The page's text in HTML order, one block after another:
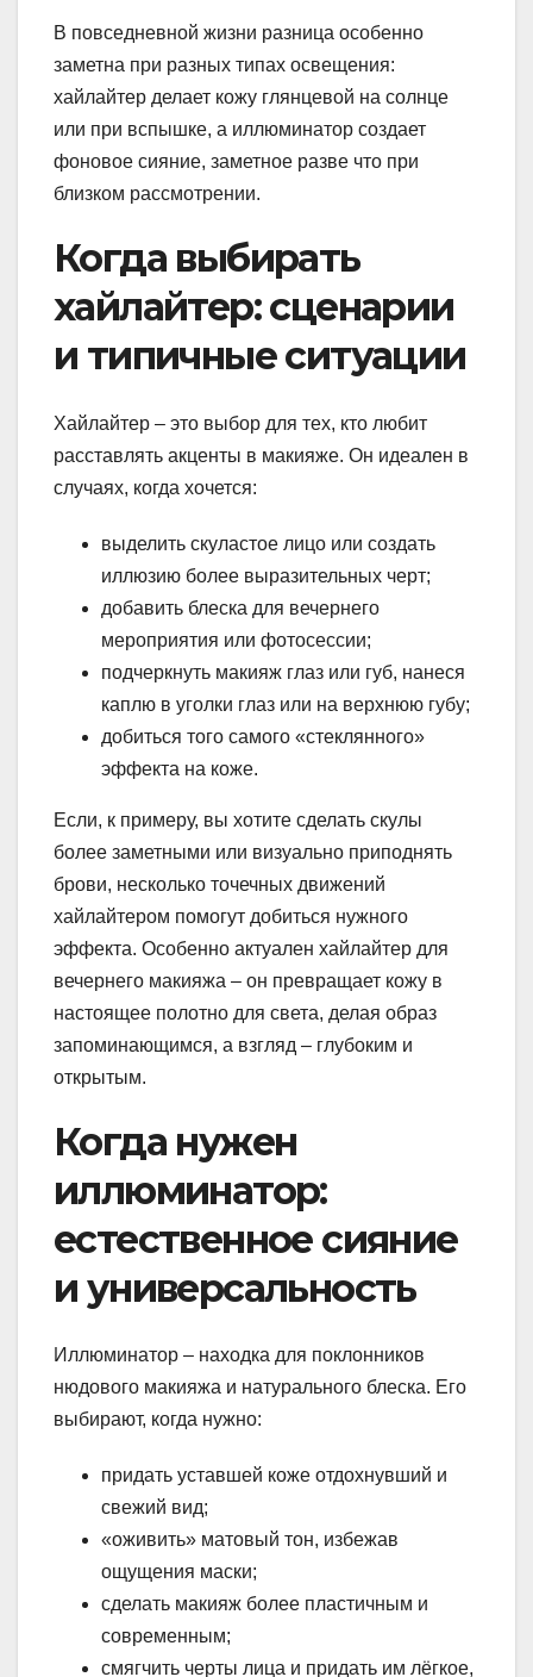
В повседневной жизни разница особенно
заметна при разных типах освещения:
хайлайтер делает кожу глянцевой на солнце
или при вспышке, а иллюминатор создает
фоновое сияние, заметное разве что при
близком рассмотрении.
Когда выбирать
хайлайтер: сценарии
и типичные ситуации
Хайлайтер – это выбор для тех, кто любит
расставлять акценты в макияже. Он идеален в
случаях, когда хочется:
выделить скуластое лицо или создать
иллюзию более выразительных черт;
добавить блеска для вечернего
мероприятия или фотосессии;
подчеркнуть макияж глаз или губ, нанеся
каплю в уголки глаз или на верхнюю губу;
добиться того самого «стеклянного»
эффекта на коже.
Если, к примеру, вы хотите сделать скулы
более заметными или визуально приподнять
брови, несколько точечных движений
хайлайтером помогут добиться нужного
эффекта. Особенно актуален хайлайтер для
вечернего макияжа – он превращает кожу в
настоящее полотно для света, делая образ
запоминающимся, а взгляд – глубоким и
открытым.
Когда нужен
иллюминатор:
естественное сияние
и универсальность
Иллюминатор – находка для поклонников
нюдового макияжа и натурального блеска. Его
выбирают, когда нужно:
придать уставшей коже отдохнувший и
свежий вид;
«оживить» матовый тон, избежав
ощущения маски;
сделать макияж более пластичным и
современным;
смягчить черты лица и придать им лёгкое,